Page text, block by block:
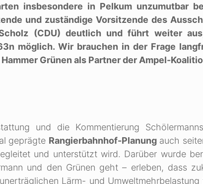
insbesondere in Pelkum unzumutbar
und zuständige Vorsitzende des
(CDU) deutlich und führt weiter
möglich. Wir brauchen in der Frage
Grünen als Partner der Ampel-
und die Kommentierung
geprägte Rangierbahnhof-Planungauch
und unterstützt wird. Darüber wurde
und den Grünen geht – erleben, dass
Lärm- und Umweltmehrbelastung